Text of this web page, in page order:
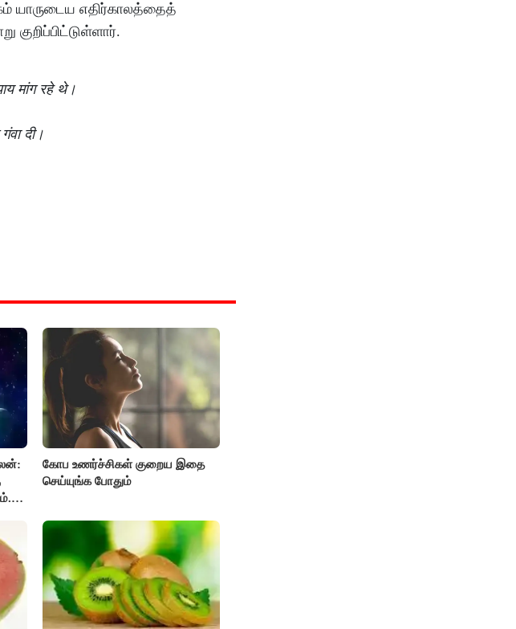
யாருடைய எதிர்காலத்தைத்
मांग रहे थे।
दी।
கோப உணர்ச்சிகள் குறைய இதை
செய்யுங்க போதும்